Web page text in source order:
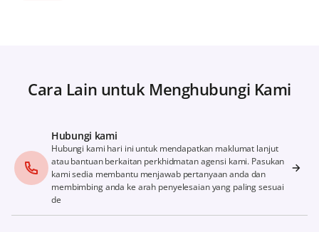
Cara Lain untuk Menghubungi Kami
Hubungi kami
Hubungi kami hari ini untuk mendapatkan maklumat lanjut
atau bantuan berkaitan perkhidmatan agensi kami. Pasukan
kami sedia membantu menjawab pertanyaan anda dan
membimbing anda ke arah penyelesaian yang paling sesuai
de